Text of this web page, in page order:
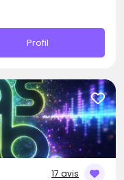
Profil
17 avis